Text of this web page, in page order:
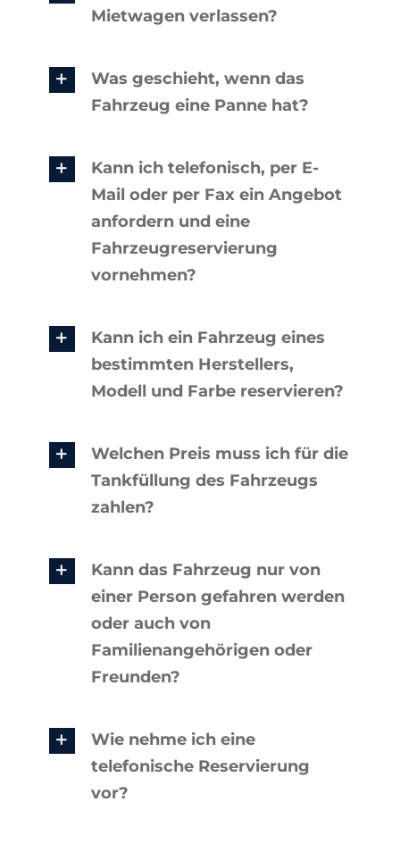
Mietwagen verlassen?
Was geschieht, wenn das
Fahrzeug eine Panne hat?
Kann ich telefonisch, per E-
Mail oder per Fax ein Angebot
anfordern und eine
Fahrzeugreservierung
vornehmen?
Kann ich ein Fahrzeug eines
bestimmten Herstellers,
Modell und Farbe reservieren?
Welchen Preis muss ich für die
Tankfüllung des Fahrzeugs
zahlen?
Kann das Fahrzeug nur von
einer Person gefahren werden
oder auch von
Familienangehörigen oder
Freunden?
Wie nehme ich eine
telefonische Reservierung
vor?